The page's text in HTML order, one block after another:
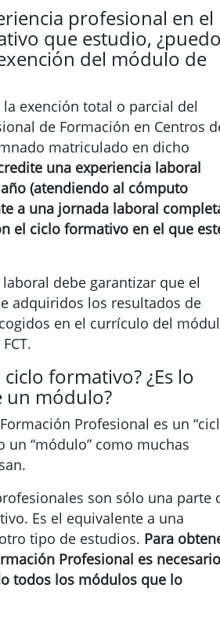
profesional en el
que estudio,
del módulo de
exención total o parcial del
de Formación en Centros
matriculado en dicho
una experiencia laboral
(atendiendo al cómputo
a una jornada laboral
el ciclo formativo en el que
debe garantizar que el
adquiridos los resultados de
en el currículo del
formativo? ¿Es lo
un módulo?
Profesional es un
un “módulo” como muchas
son sólo una parte
Es el equivalente a una
tipo de estudios. Para
Profesional es necesario
todos los módulos que lo